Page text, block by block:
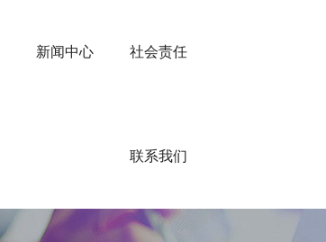
新闻中心 社会责任
联系我们